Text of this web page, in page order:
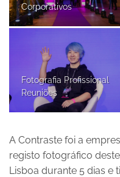
Corporativos
Fotografia Profissional
Reuniões
A Contraste foi a
registo fotográfico
Lisboa durante 5 dias e